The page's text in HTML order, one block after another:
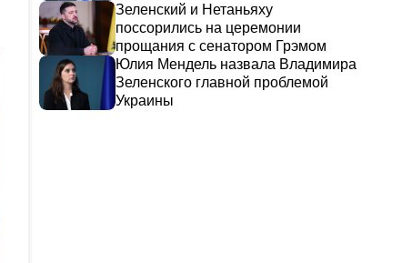
Зеленский и Нетаньяху
поссорились на церемонии
прощания с сенатором Грэмом
Юлия Мендель назвала Владимира
Зеленского главной проблемой
Украины